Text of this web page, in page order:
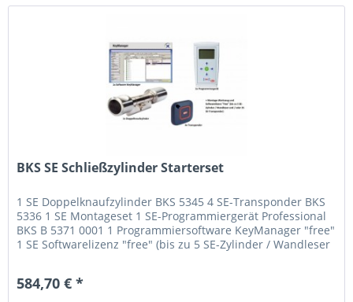
BKS SE Schließzylinder Starterset
1 SE Doppelknaufzylinder BKS 5345 4 SE-Transponder BKS
5336 1 SE Montageset 1 SE-Programmiergerät Professional
BKS B 5371 0001 1 Programmiersoftware KeyManager "free"
1 SE Softwarelizenz "free" (bis zu 5 SE-Zylinder / Wandleser
584,70 € *